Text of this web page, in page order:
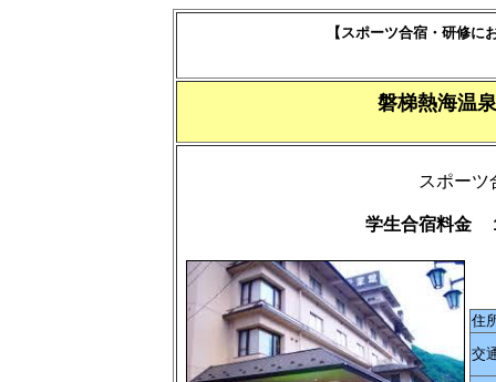
【スポーツ合宿・研修
磐梯熱海
スポーツ
学生合宿料金
住
交